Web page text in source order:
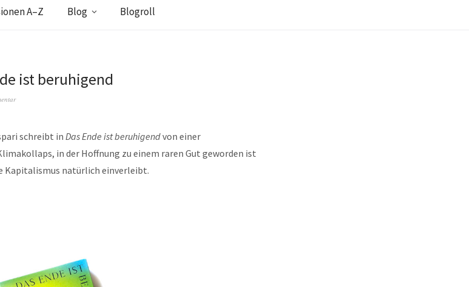
A–Z Blog Blogroll
ist beruhigend
schreibt inDas Ende ist beruhigendvon einer
in der Hoffnung zu einem raren Gut geworden ist
Kapitalismus natürlich einverleibt.